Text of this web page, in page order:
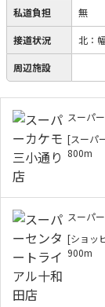
私道負担 無
接道状況 北：
周辺施設
スーパ
[スーパ
800m
スーパ
[ショッ
900m